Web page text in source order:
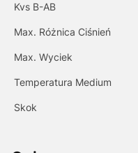
Kvs B-AB
Max. Różnica Ciśnień
Max. Wyciek
Temperatura Medium
Skok